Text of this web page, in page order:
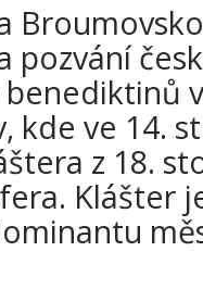
pozvání
kde ve 14.
z 18.
Klášter